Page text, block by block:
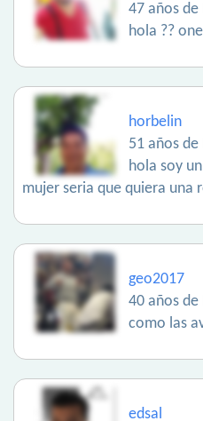
47 años
hola ??
horbelin
51 años
hola soy
mujer seria que quiera una
geo2017
40 años
como las
edsal